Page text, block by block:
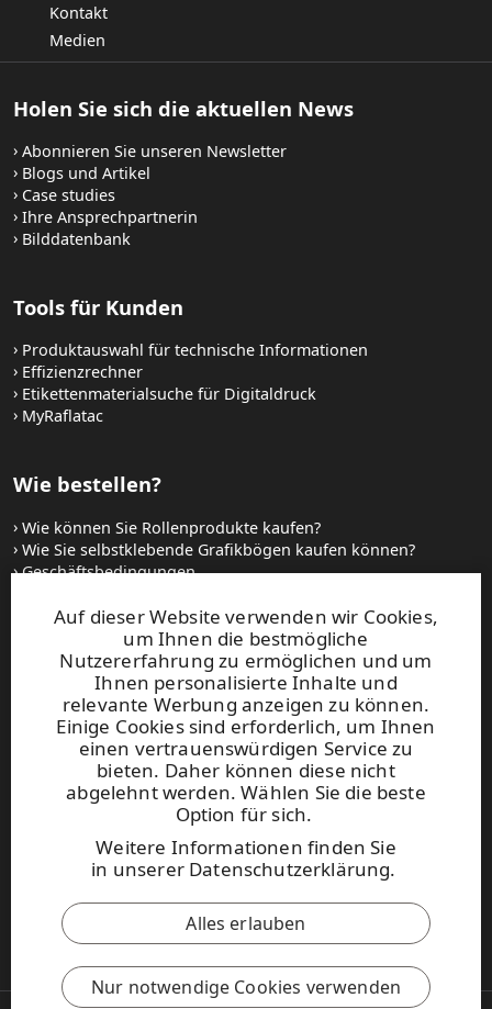
Auf dieser Website verwenden wir Cookies,
um Ihnen die bestmögliche
Nutzererfahrung zu ermöglichen und um
Ihnen personalisierte Inhalte und
relevante Werbung anzeigen zu können.
Einige Cookies sind erforderlich, um Ihnen
einen vertrauenswürdigen Service zu
bieten. Daher können diese nicht
abgelehnt werden. Wählen Sie die beste
Option für sich.
Weitere Informationen finden Sie
in unserer Datenschutzerklärung.
Alles erlauben
Nur notwendige Cookies verwenden
Kontakt
Medien
Holen Sie sich die aktuellen News
Abonnieren Sie unseren Newsletter
Blogs und Artikel
Case studies
Ihre Ansprechpartnerin
Bilddatenbank
Tools für Kunden
Produktauswahl für technische Informationen
Effizienzrechner
Etikettenmaterialsuche für Digitaldruck
MyRaflatac
Wie bestellen?
Wie können Sie Rollenprodukte kaufen?
Wie Sie selbstklebende Grafikbögen kaufen können?
Geschäftsbedingungen
Websites und kontakt
UPM Raflatac Graphics Solutions
UPM Raflatac Office Products
UPM Raflatac Industrial Removables
Kontakt
Diese Seite ist durch reCAPTCHA
geschützt.DatenschutzerklärungundNutzungsbedingungen
UPM Verhaltenskodex